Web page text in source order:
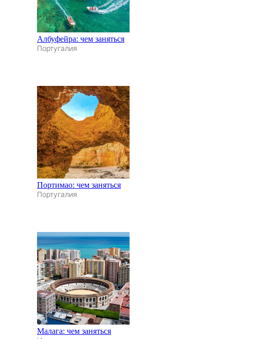
Албуфейра: чем заняться
Португалия
Портимао: чем заняться
Португалия
Малага: чем заняться